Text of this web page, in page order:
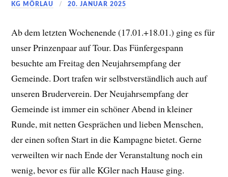
KG MÖRLAU 20. JANUAR 2025
Ab dem letzten Wochenende (17.01.+18.01.) ging es für
unser Prinzenpaar auf Tour. Das Fünfergespann
besuchte am Freitag den Neujahrsempfang der
Gemeinde. Dort trafen wir selbstverständlich auch auf
unseren Bruderverein. Der Neujahrsempfang der
Gemeinde ist immer ein schöner Abend in kleiner
Runde, mit netten Gesprächen und lieben Menschen,
der einen soften Start in die Kampagne bietet. Gerne
verweilten wir nach Ende der Veranstaltung noch ein
wenig, bevor es für alle KGler nach Hause ging.